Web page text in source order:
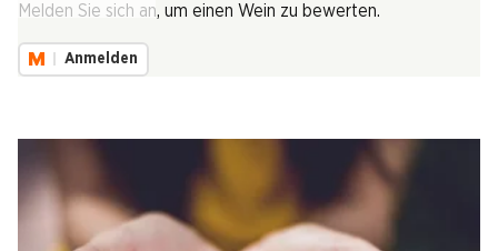
Melden Sie sich an, um einen Wein zu bewerten.
Anmelden